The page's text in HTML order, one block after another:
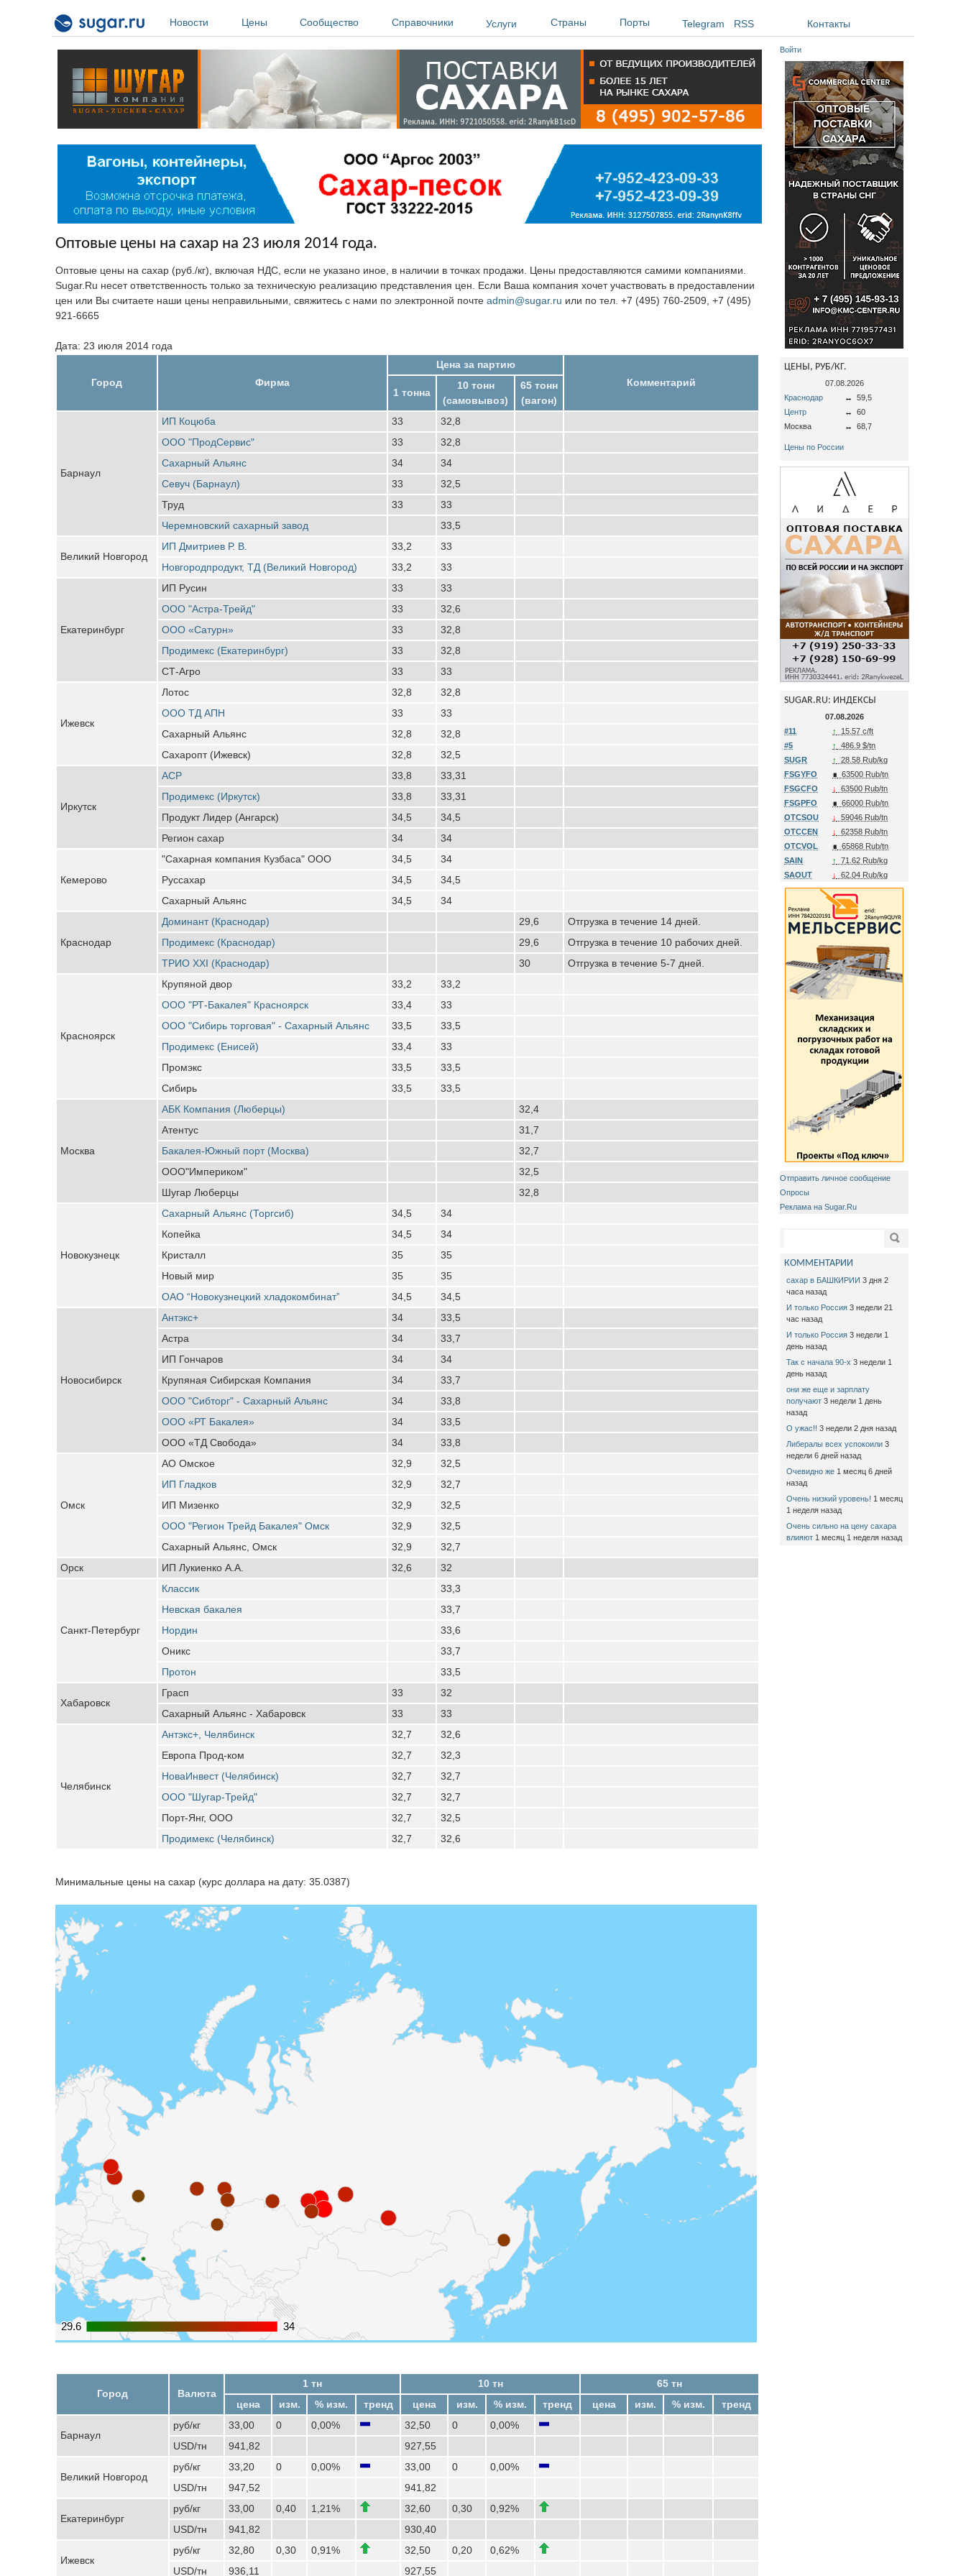
Новости
Цены Сообщество Справочники Услуги Страны Порты Telegram RSS Контакты
Оптовые цены на сахар на 23 июля 2014 года.
Оптовые цены на сахар (руб./кг), включая НДС, если не указано иное, в наличии в точках продажи. Цены предоставляются самими компаниями.
Sugar.Ru несет ответственность только за техническую реализацию представления цен. Если Ваша компания хочет участвовать в предоставлении
цен или Вы считаете наши цены неправильными, свяжитесь с нами по электронной почте admin@sugar.ru или по тел. +7 (495) 760-2509, +7 (495)
921-6665
Дата: 23 июля 2014 года
Город Фирма
Цена за партию
Комментарий
1 тонна
10 тонн
(самовывоз)
65 тонн
(вагон)
Барнаул
ИП Коцюба 33
32,8
ООО "ПродСервис"
33
32,8
Сахарный Альянс
34
34
Севуч (Барнаул)
33
32,5
Труд
33
33
Черемновский сахарный завод
33,5
Великий Новгород
ИП Дмитриев Р. В. 33,2
33
Новгородпродукт, ТД (Великий Новгород)
33,2 33
Екатеринбург
ИП Русин 33
33
ООО "Астра-Трейд"
33
32,6
ООО «Сатурн»
33
32,8
Продимекс (Екатеринбург)
33
32,8
СТ-Агро
33 33
Ижевск
Лотос 32,8
32,8
ООО ТД АПН
33
33
Сахарный Альянс
32,8
32,8
Сахаропт (Ижевск)
32,8 32,5
Иркутск
АСР 33,8
33,31
Продимекс (Иркутск)
33,8
33,31
Продукт Лидер (Ангарск)
34,5
34,5
Регион сахар
34 34
Кемерово
"Сахарная компания Кузбаса" ООО 34,5
34
Руссахар
34,5
34,5
Сахарный Альянс
34,5 34
Краснодар
Доминант (Краснодар) 29,6
Отгрузка в течение 14 дней.
Продимекс (Краснодар)
29,6
Отгрузка в течение 10 рабочих дней.
ТРИО XXI (Краснодар)
30 Отгрузка в течение 5-7 дней.
Красноярск
Крупяной двор 33,2
33,2
ООО "РТ-Бакалея" Красноярск
33,4
33
ООО "Сибирь торговая" - Сахарный Альянс
33,5
33,5
Продимекс (Енисей)
33,4
33
Промэкс
33,5
33,5
Сибирь
33,5 33,5
Москва
АБК Компания (Люберцы)
32,4
Атентус
31,7
Бакалея-Южный порт (Москва)
32,7
ООО"Империком"
32,5
Шугар Люберцы
32,8
Новокузнецк
Сахарный Альянс (Торгсиб) 34,5
34
Копейка
34,5
34
Кристалл
35
35
Новый мир
35
35
ОАО “Новокузнецкий хладокомбинат”
34,5 34,5
Новосибирск
Антэкс+ 34
33,5
Астра
34
33,7
ИП Гончаров
34
34
Крупяная Сибирская Компания
34
33,7
ООО "Сибторг" - Сахарный Альянс
34
33,8
ООО «РТ Бакалея»
34
33,5
ООО «ТД Свобода»
34 33,8
Омск
АО Омское 32,9
32,5
ИП Гладков
32,9
32,7
ИП Мизенко
32,9
32,5
ООО "Регион Трейд Бакалея" Омск
32,9
32,5
Сахарный Альянс, Омск
32,9
32,7
Орск
ИП Лукиенко А.А. 32,6 32
Санкт-Петербург
Классик
33,3
Невская бакалея
33,7
Нордин
33,6
Оникс
33,7
Протон
33,5
Хабаровск
Грасп 33
32
Сахарный Альянс - Хабаровск
33 33
Челябинск
Антэкс+, Челябинск 32,7
32,6
Европа Прод-ком
32,7
32,3
НоваИнвест (Челябинск)
32,7
32,7
ООО "Шугар-Трейд"
32,7
32,7
Порт-Янг, ООО
32,7
32,5
Продимекс (Челябинск)
32,7 32,6
Минимальные цены на сахар (курс доллара на дату: 35.0387)
29.6
29.6 34
34
Город Валюта
1 тн 10 тн
65 тн
цена
изм. % изм. тренд цена изм. % изм. тренд цена изм. % изм. тренд
Барнаул
руб/кг 33,00 0 0,00% 32,50 0
0,00%
USD/тн
941,82 927,55
Великий Новгород
руб/кг 33,20 0 0,00% 33,00 0
0,00%
USD/тн
947,52 941,82
Екатеринбург
руб/кг 33,00 0,40 1,21% 32,60 0,30
0,92%
USD/тн
941,82 930,40
Ижевск
руб/кг 32,80 0,30 0,91% 32,50 0,20
0,62%
USD/тн
936,11 927,55
Войти
ЦЕНЫ, РУБ/КГ.
07.08.2026
Краснодар
↔
59,5
Центр
↔
60
Москва
↔ 68,7
Цены по России
SUGAR.RU: ИНДЕКСЫ
07.08.2026
#11
↑
15.57 c/ft
#5
↑
486.9 $/tn
SUGR
↑
28.58 Rub/kg
FSGYFO
∎ 63500 Rub/tn
FSGCFO
↓
63500 Rub/tn
FSGPFO
∎ 66000 Rub/tn
OTCSOU
↓
59046 Rub/tn
OTCCEN
↓
62358 Rub/tn
OTCVOL
∎ 65868 Rub/tn
SAIN
↑
71.62 Rub/kg
SAOUT
↓ 62.04 Rub/kg
Отправить личное сообщение
Опросы
Реклама на Sugar.Ru
Поиск
КОММЕНТАРИИ
сахар в БАШКИРИИ 3 дня 2
часа назад
И только Россия 3 недели 21
час назад
И только Россия 3 недели 1
день назад
Так с начала 90-х 3 недели 1
день назад
они же еще и зарплату
получают 3 недели 1 день
назад
О ужас!! 3 недели 2 дня назад
Либералы всех успокоили 3
недели 6 дней назад
Очевидно же 1 месяц 6 дней
назад
Очень низкий уровень! 1 месяц
1 неделя назад
Очень сильно на цену сахара
влияют 1 месяц 1 неделя назад